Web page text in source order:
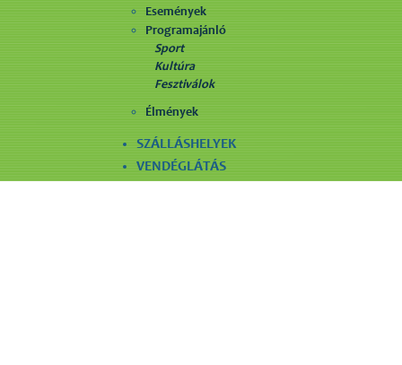
Események
Programajánló
Sport
Kultúra
Fesztiválok
Élmények
SZÁLLÁSHELYEK
VENDÉGLÁTÁS